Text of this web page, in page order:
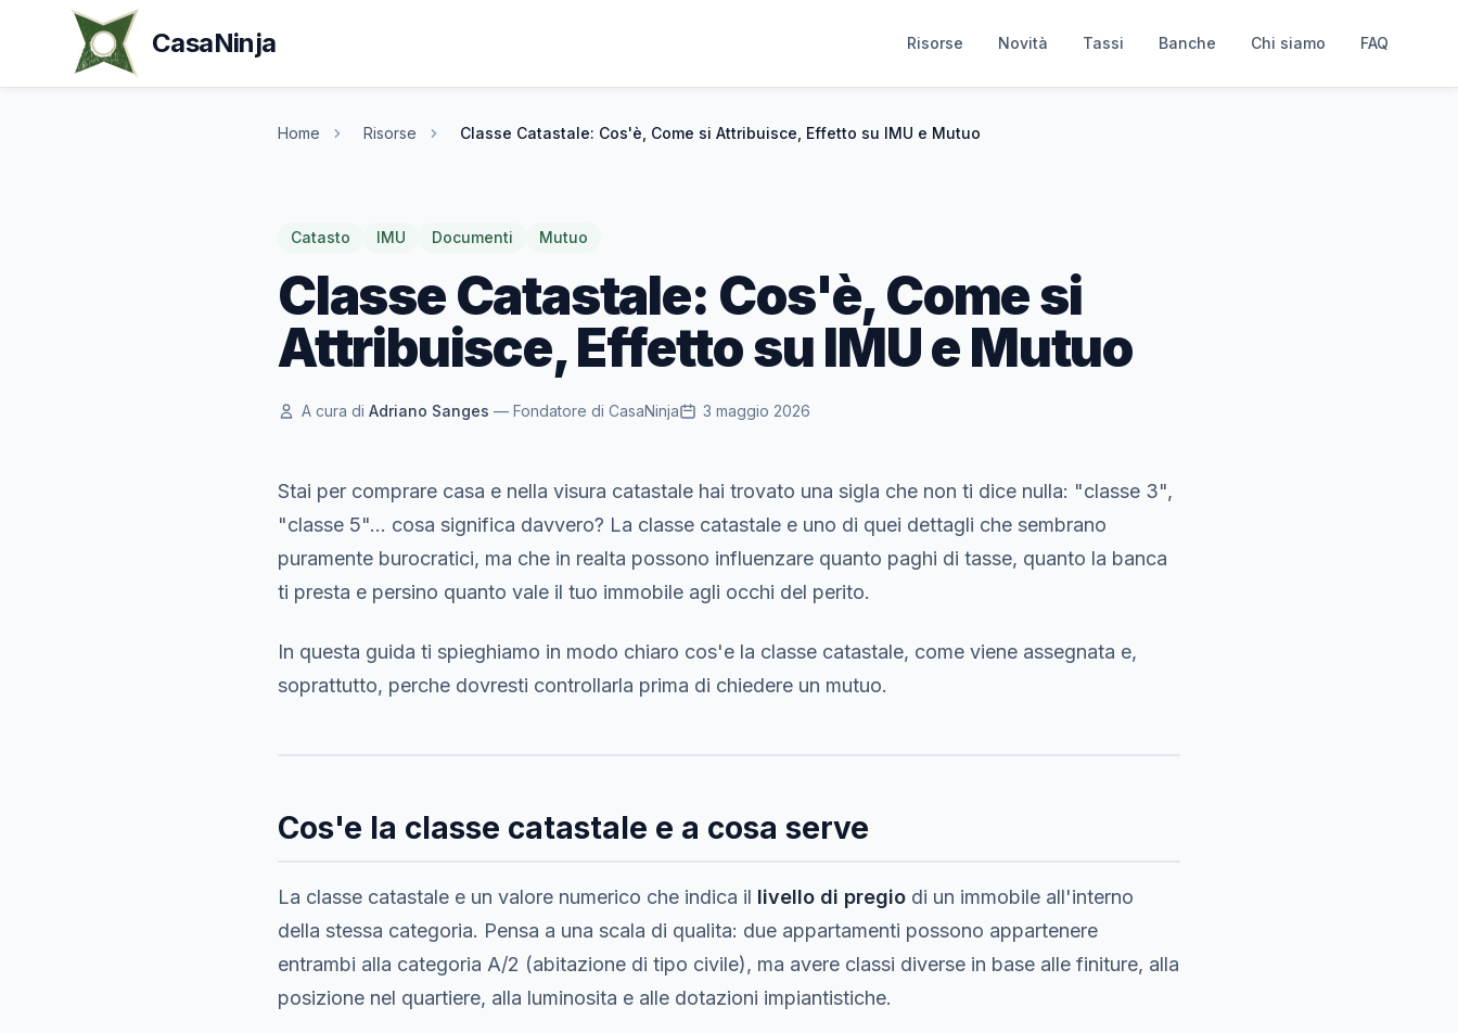
CasaNinja Risorse Novità Tassi Banche Chi siamo FAQ
Home Risorse Classe Catastale: Cos'è, Come si Attribuisce, Effetto su IMU e Mutuo
Catasto IMU Documenti Mutuo
Classe Catastale: Cos'è, Come si
Attribuisce, Effetto su IMU e Mutuo
A cura di Adriano Sanges — Fondatore di CasaNinja 3 maggio 2026
Stai per comprare casa e nella visura catastale hai trovato una sigla che non ti dice nulla: "classe 3",
"classe 5"... cosa significa davvero? La classe catastale e uno di quei dettagli che sembrano
puramente burocratici, ma che in realta possono influenzare quanto paghi di tasse, quanto la banca
ti presta e persino quanto vale il tuo immobile agli occhi del perito.
In questa guida ti spieghiamo in modo chiaro cos'e la classe catastale, come viene assegnata e,
soprattutto, perche dovresti controllarla prima di chiedere un mutuo.
Cos'e la classe catastale e a cosa serve
La classe catastale e un valore numerico che indica il livello di pregio di un immobile all'interno
della stessa categoria. Pensa a una scala di qualita: due appartamenti possono appartenere
entrambi alla categoria A/2 (abitazione di tipo civile), ma avere classi diverse in base alle finiture, alla
posizione nel quartiere, alla luminosita e alle dotazioni impiantistiche.